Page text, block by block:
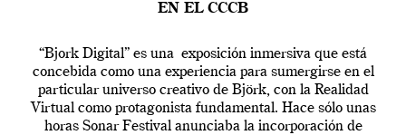
EN EL CCCB
“Bjork Digital” es una exposición inmersiva que está
concebida como una experiencia para sumergirse en el
particular universo creativo de Björk, con la Realidad
Virtual como protagonista fundamental. Hace sólo unas
horas Sonar Festival anunciaba la incorporación de